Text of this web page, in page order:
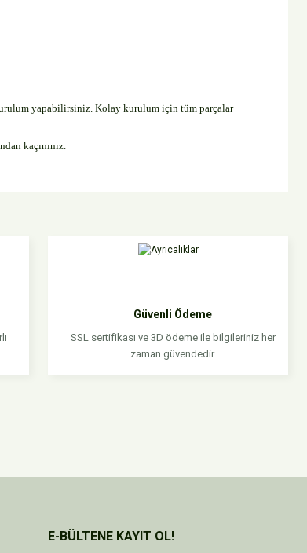
yapabilirsiniz. Kolay kurulum için tüm parçalar
kaçınınız.
Güvenli Ödeme
SSL sertifikası ve 3D ödeme ile bilgileriniz her
zaman güvendedir.
E-BÜLTENE KAYIT OL!